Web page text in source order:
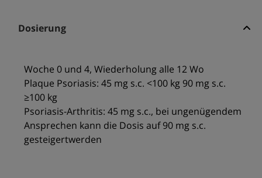
Dosierung
Woche 0 und 4, Wiederholung alle 12 Wo
Plaque Psoriasis: 45 mg s.c. <100 kg 90 mg s.c.
≥100 kg
Psoriasis-Arthritis: 45 mg s.c., bei ungenügendem
Ansprechen kann die Dosis auf 90 mg s.c.
gesteigertwerden